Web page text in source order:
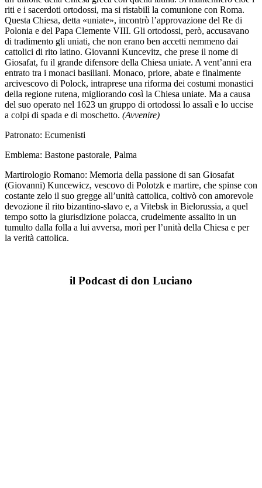
riti e i sacerdoti ortodossi, ma si ristabilì la comunione con Roma.
Questa Chiesa, detta «uniate», incontrò l’approvazione del Re di
Polonia e del Papa Clemente VIII. Gli ortodossi, però, accusavano
di tradimento gli uniati, che non erano ben accetti nemmeno dai
cattolici di rito latino. Giovanni Kuncevitz, che prese il nome di
Giosafat, fu il grande difensore della Chiesa uniate. A vent’anni era
entrato tra i monaci basiliani. Monaco, priore, abate e finalmente
arcivescovo di Polock, intraprese una riforma dei costumi monastici
della regione rutena, migliorando così la Chiesa uniate. Ma a causa
del suo operato nel 1623 un gruppo di ortodossi lo assalì e lo uccise
a colpi di spada e di moschetto. (Avvenire)
Patronato: Ecumenisti
Emblema: Bastone pastorale, Palma
Martirologio Romano: Memoria della passione di san Giosafat
(Giovanni) Kuncewicz, vescovo di Polotzk e martire, che spinse con
costante zelo il suo gregge all’unità cattolica, coltivò con amorevole
devozione il rito bizantino-slavo e, a Vitebsk in Bielorussia, a quel
tempo sotto la giurisdizione polacca, crudelmente assalito in un
tumulto dalla folla a lui avversa, morì per l’unità della Chiesa e per
la verità cattolica.
il Podcast di don Luciano